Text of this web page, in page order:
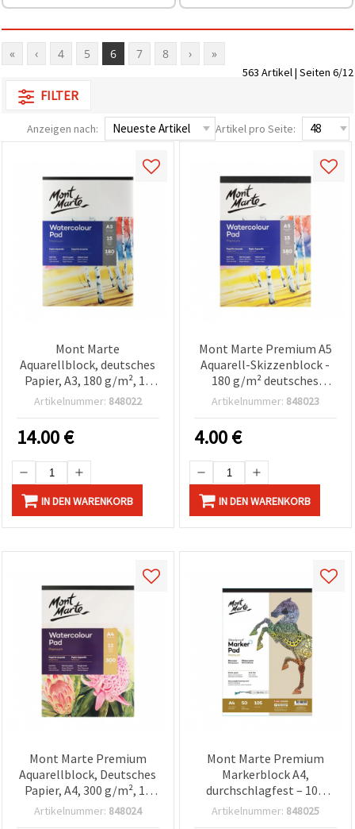
können Sie
ändern
oder
widerrufen.
Impressum
Cookie-
Richtlinie
Cookie-
Einstellungen
« ‹ 4 5 6 7 8 › »
563 Artikel | Seiten 6/12
FILTER
Anzeigen nach: Artikel pro Seite:
Mont Marte
Aquarellblock, deutsches
Papier, A3, 180 g/m², 15
Blatt
Artikelnummer: 848022
14.00€
IN DEN WARENKORB
Mont Marte Premium A5
Aquarell-Skizzenblock -
180 g/m² deutsches
Papier, 15 Blatt für
Nassmedien
Artikelnummer: 848023
4.00€
IN DEN WARENKORB
Mont Marte Premium
Aquarellblock, Deutsches
Papier, A4, 300 g/m², 12
Blatt
Artikelnummer: 848024
Mont Marte Premium
Markerblock A4,
durchschlagfest – 105
g/m², 50 Blatt | Künstler-
Artikelnummer: 848025